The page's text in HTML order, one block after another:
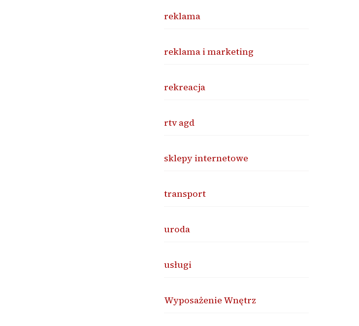
reklama
reklama i marketing
rekreacja
rtv agd
sklepy internetowe
transport
uroda
usługi
Wyposażenie Wnętrz